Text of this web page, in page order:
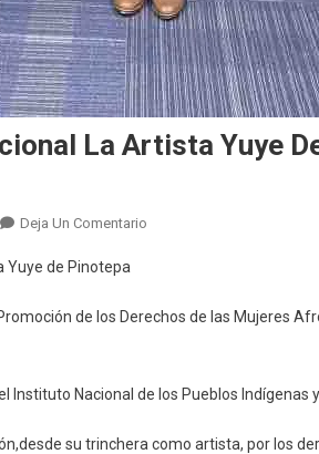
La Artista Yuye
Deja Un Comentario
La
De
Yuye de Pinotepa
de los Derechos de las Mujeres
Instituto Nacional de los Pueblos Indígenas
su trinchera como artista, por los